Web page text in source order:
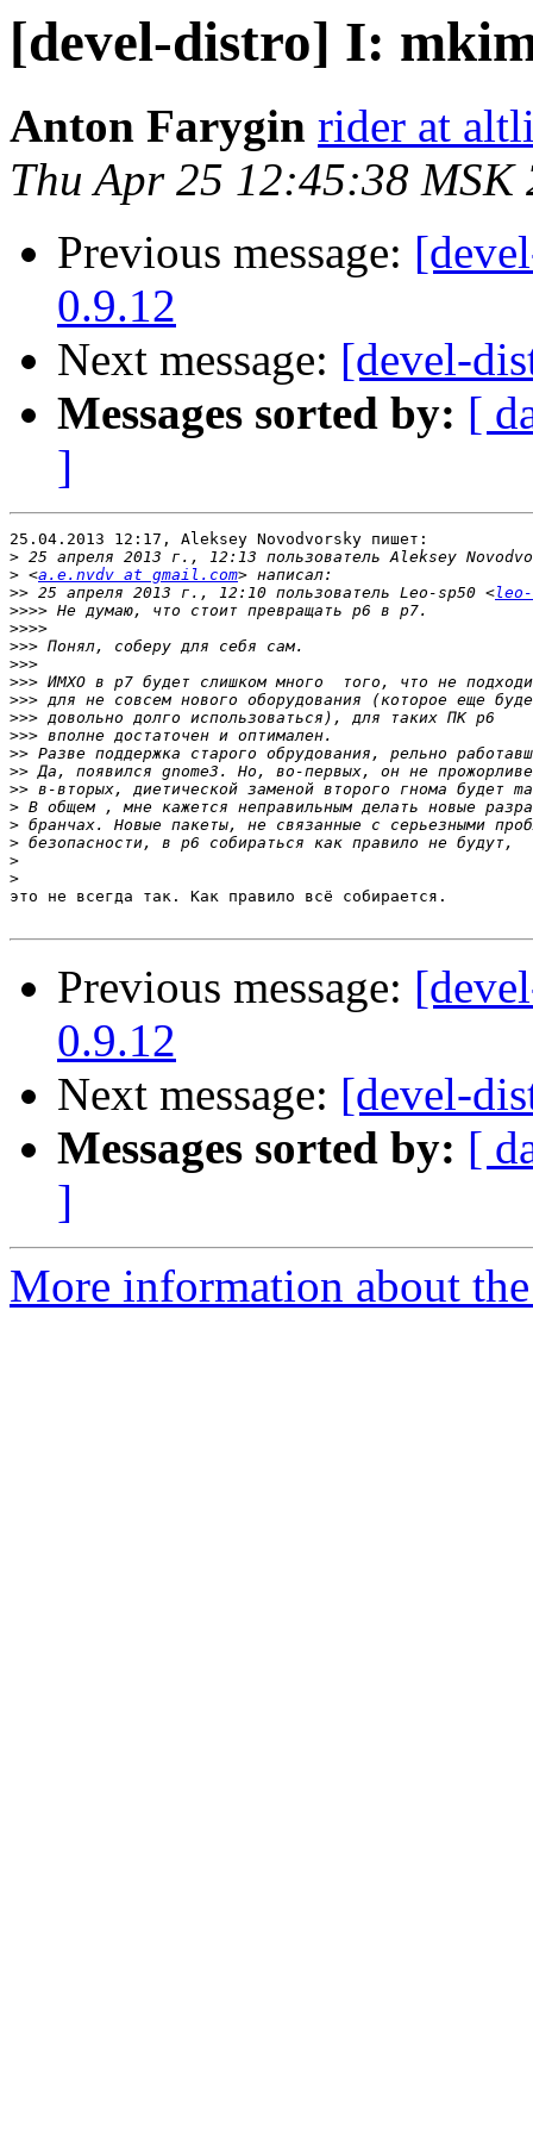
[devel-distro] I:
Anton Farygin rider at
Thu Apr 25 12:45:38 MSK
Previous message:
0.9.12
Next message: [devel-
Messages sorted by: [
]
25.04.2013 12:17, Aleksey Novodvorsky пишет:
>
> <a.e.nvdv at gmail.com
>> 25 апреля 2013 г., 12:10 пользователь Leo-sp50 <
>>>>
>>>>
>>>
>>>
>>>
>>>
>>>
>>>
>>
>>
>>
>
>
>
>
>
это не всегда так. Как правило всё собирается.
Previous message:
0.9.12
Next message: [devel-
Messages sorted by: [
]
More information about